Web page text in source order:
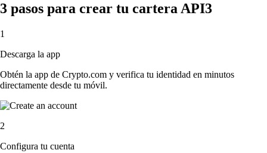
3 pasos para crear tu cartera API3
1
Descarga la app
Obtén la app de Crypto.com y verifica tu identidad en minutos
directamente desde tu móvil.
2
Configura tu cuenta